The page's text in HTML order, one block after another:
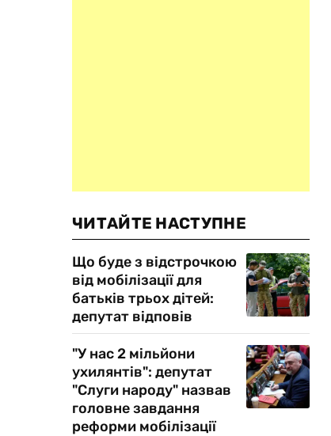
ЧИТАЙТЕ НАСТУПНЕ
Що буде з відстрочкою
від мобілізації для
батьків трьох дітей:
депутат відповів
"У нас 2 мільйони
ухилянтів": депутат
"Слуги народу" назвав
головне завдання
реформи мобілізації